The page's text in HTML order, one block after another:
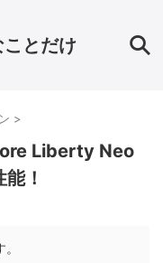
>
Liberty Neo
！